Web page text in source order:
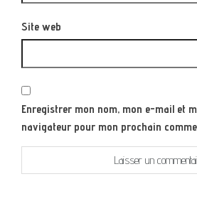
Site web
Enregistrer mon nom, mon e-mail et
navigateur pour mon prochain